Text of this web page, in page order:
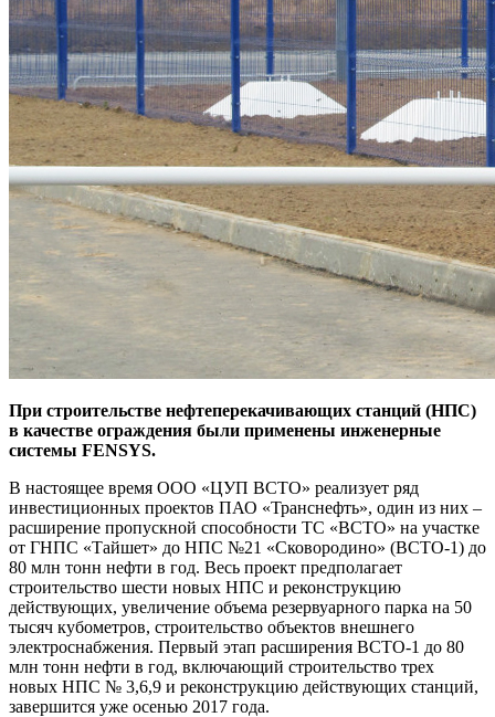
При строительстве нефтеперекачивающих станций (НПС)
в качестве ограждения были применены инженерные
системы FENSYS.
В настоящее время ООО «ЦУП ВСТО» реализует ряд
инвестиционных проектов ПАО «Транснефть», один из них –
расширение пропускной способности ТС «ВСТО» на участке
от ГНПС «Тайшет» до НПС №21 «Сковородино» (ВСТО-1) до
80 млн тонн нефти в год. Весь проект предполагает
строительство шести новых НПС и реконструкцию
действующих, увеличение объема резервуарного парка на 50
тысяч кубометров, строительство объектов внешнего
электроснабжения. Первый этап расширения ВСТО-1 до 80
млн тонн нефти в год, включающий строительство трех
новых НПС № 3,6,9 и реконструкцию действующих станций,
завершится уже осенью 2017 года.